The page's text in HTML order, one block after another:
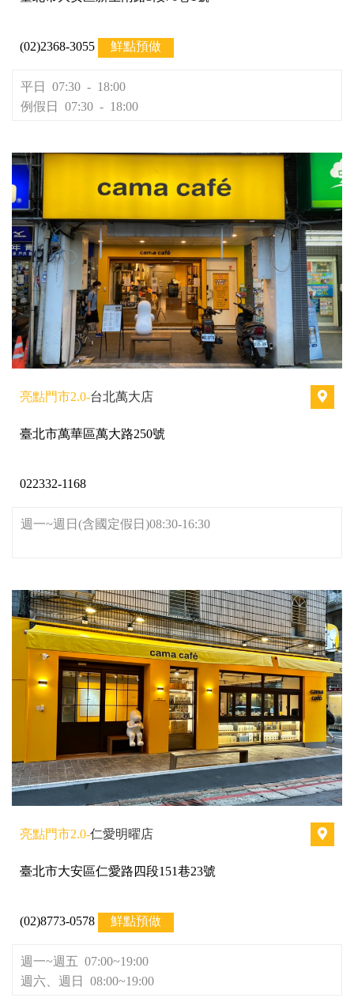
(02)2368-3055 鮮點預做
平日 07:30 - 18:00
例假日 07:30 - 18:00
亮點門市2.0-台北萬大店
臺北市萬華區萬大路250號
022332-1168
週一~週日(含國定假日)08:30-16:30
亮點門市2.0-仁愛明曜店
臺北市大安區仁愛路四段151巷23號
(02)8773-0578 鮮點預做
週一~週五 07:00~19:00
週六、週日 08:00~19:00